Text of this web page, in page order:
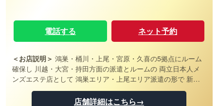
リコース！ 60分11,000円 70分13,000円 80分14,000円 90
分16,000円 100分17,000円 110分19,000円 120分20,000
27,000円 170分28,000円 180分30,000円 の独自コースで
お客様に納得頂けるよう 開設致しました✰ どうぞよろしく
お願いします 当然電話口での 申告義務もありません❗ どう
電話する ネット予約
＜お店説明＞ 鴻巣・桶川・上尾・宮原・久喜の5拠点にルーム
確保し 川越・大宮・持田方面の派遣とルームの 両立日本人メ
ンズエステ店として 鴻巣エリア・上尾エリア派遣の形で 新し
くオープン致しました 過去の上尾と鴻巣を運営した 店舗での
店舗詳細はこちら→